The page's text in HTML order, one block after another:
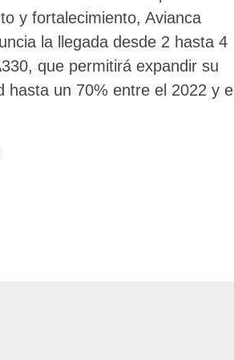
y fortalecimiento, Avianca
la llegada desde 2 hasta 4
que permitirá expandir su
hasta un 70% entre el 2022 y